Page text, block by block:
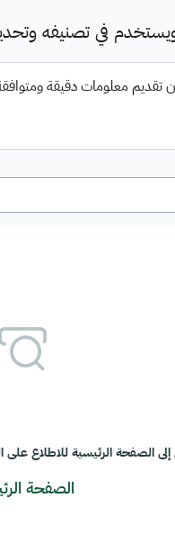
في تصنيفه
تقديم معلومات دقيقة
الصفحة الرئيسية للاطلاع على
الصفحة